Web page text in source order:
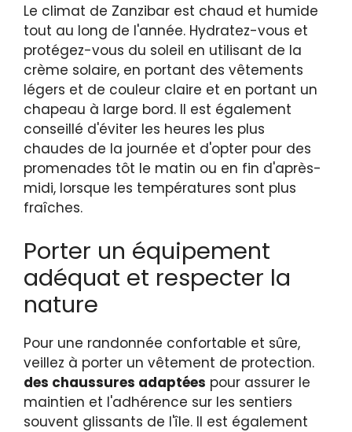
Le climat de Zanzibar est chaud et humide
tout au long de l'année. Hydratez-vous et
protégez-vous du soleil en utilisant de la
crème solaire, en portant des vêtements
légers et de couleur claire et en portant un
chapeau à large bord. Il est également
conseillé d'éviter les heures les plus
chaudes de la journée et d'opter pour des
promenades tôt le matin ou en fin d'après-
midi, lorsque les températures sont plus
fraîches.
Porter un équipement
adéquat et respecter la
nature
Pour une randonnée confortable et sûre,
veillez à porter un vêtement de protection.
des chaussures adaptées pour assurer le
maintien et l'adhérence sur les sentiers
souvent glissants de l'île. Il est également